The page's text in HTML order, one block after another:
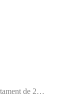
de 2…